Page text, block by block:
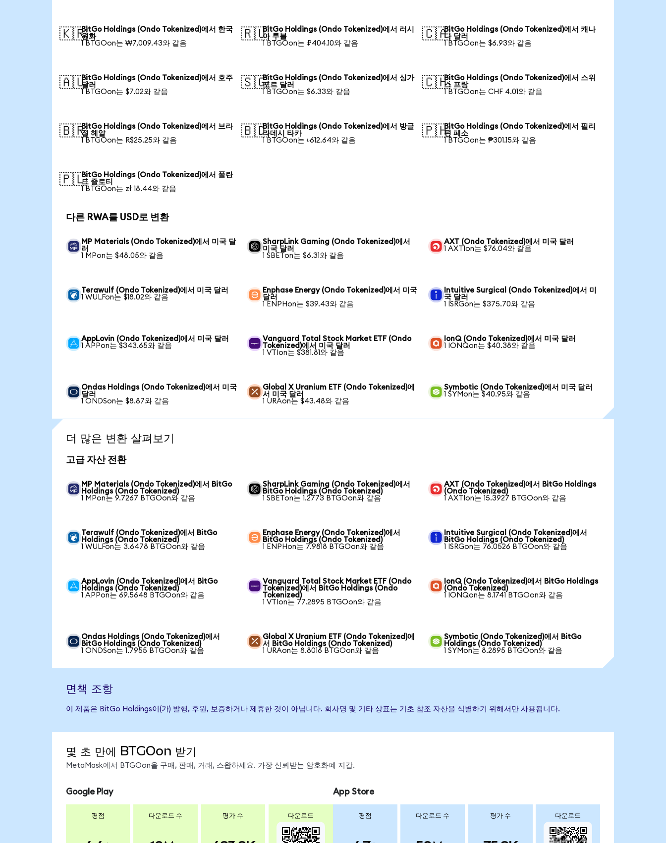
🇰🇷BitGo Holdings (Ondo Tokenized)에서 한국
원화
1 BTGOon는 ₩7,009.43와 같음
🇷🇺BitGo Holdings (Ondo Tokenized)에서 러시
아 루블
1 BTGOon는 ₽404.10와 같음
🇨🇦BitGo Holdings (Ondo Tokenized)에서 캐나
다 달러
1 BTGOon는 $6.93와 같음
🇦🇺BitGo Holdings (Ondo Tokenized)에서 호주
달러
1 BTGOon는 $7.02와 같음
🇸🇬BitGo Holdings (Ondo Tokenized)에서 싱가
포르 달러
1 BTGOon는 $6.33와 같음
🇨🇭BitGo Holdings (Ondo Tokenized)에서 스위
스 프랑
1 BTGOon는 CHF 4.01와 같음
🇧🇷BitGo Holdings (Ondo Tokenized)에서 브라
질 헤알
1 BTGOon는 R$25.25와 같음
🇧🇩BitGo Holdings (Ondo Tokenized)에서 방글
라데시 타카
1 BTGOon는 ৳612.64와 같음
🇵🇭BitGo Holdings (Ondo Tokenized)에서 필리
핀 페소
1 BTGOon는 ₱301.15와 같음
🇵🇱BitGo Holdings (Ondo Tokenized)에서 폴란
드 즐로티
1 BTGOon는 zł 18.44와 같음
다른 RWA를 USD로 변환
MP Materials (Ondo Tokenized)에서 미국 달
러
1 MPon는 $48.05와 같음
SharpLink Gaming (Ondo Tokenized)에서
미국 달러
1 SBETon는 $6.31와 같음
AXT (Ondo Tokenized)에서 미국 달러
1 AXTIon는 $76.04와 같음
Terawulf (Ondo Tokenized)에서 미국 달러
1 WULFon는 $18.02와 같음
Enphase Energy (Ondo Tokenized)에서 미국
달러
1 ENPHon는 $39.43와 같음
Intuitive Surgical (Ondo Tokenized)에서 미
국 달러
1 ISRGon는 $375.70와 같음
AppLovin (Ondo Tokenized)에서 미국 달러
1 APPon는 $343.65와 같음
Vanguard Total Stock Market ETF (Ondo
Tokenized)에서 미국 달러
1 VTIon는 $381.81와 같음
IonQ (Ondo Tokenized)에서 미국 달러
1 IONQon는 $40.38와 같음
Ondas Holdings (Ondo Tokenized)에서 미국
달러
1 ONDSon는 $8.87와 같음
Global X Uranium ETF (Ondo Tokenized)에
서 미국 달러
1 URAon는 $43.48와 같음
Symbotic (Ondo Tokenized)에서 미국 달러
1 SYMon는 $40.95와 같음
더 많은 변환 살펴보기
고급 자산 전환
MP Materials (Ondo Tokenized)에서 BitGo
Holdings (Ondo Tokenized)
1 MPon는 9.7267 BTGOon와 같음
SharpLink Gaming (Ondo Tokenized)에서
BitGo Holdings (Ondo Tokenized)
1 SBETon는 1.2773 BTGOon와 같음
AXT (Ondo Tokenized)에서 BitGo Holdings
(Ondo Tokenized)
1 AXTIon는 15.3927 BTGOon와 같음
Terawulf (Ondo Tokenized)에서 BitGo
Holdings (Ondo Tokenized)
1 WULFon는 3.6478 BTGOon와 같음
Enphase Energy (Ondo Tokenized)에서
BitGo Holdings (Ondo Tokenized)
1 ENPHon는 7.9818 BTGOon와 같음
Intuitive Surgical (Ondo Tokenized)에서
BitGo Holdings (Ondo Tokenized)
1 ISRGon는 76.0526 BTGOon와 같음
AppLovin (Ondo Tokenized)에서 BitGo
Holdings (Ondo Tokenized)
1 APPon는 69.5648 BTGOon와 같음
Vanguard Total Stock Market ETF (Ondo
Tokenized)에서 BitGo Holdings (Ondo
Tokenized)
1 VTIon는 77.2895 BTGOon와 같음
IonQ (Ondo Tokenized)에서 BitGo Holdings
(Ondo Tokenized)
1 IONQon는 8.1741 BTGOon와 같음
Ondas Holdings (Ondo Tokenized)에서
BitGo Holdings (Ondo Tokenized)
1 ONDSon는 1.7955 BTGOon와 같음
Global X Uranium ETF (Ondo Tokenized)에
서 BitGo Holdings (Ondo Tokenized)
1 URAon는 8.8016 BTGOon와 같음
Symbotic (Ondo Tokenized)에서 BitGo
Holdings (Ondo Tokenized)
1 SYMon는 8.2895 BTGOon와 같음
면책 조항
이 제품은 BitGo Holdings이(가) 발행, 후원, 보증하거나 제휴한 것이 아닙니다. 회사명 및 기타 상표는 기초 참조 자산을 식별하기 위해서만 사용됩니다.
몇 초 만에 BTGOon 받기
MetaMask에서 BTGOon을 구매, 판매, 거래, 스왑하세요. 가장 신뢰받는 암호화폐 지갑.
Google Play
평점 다운로드 수 평가 수 다운로드
App Store
평점 다운로드 수 평가 수 다운로드